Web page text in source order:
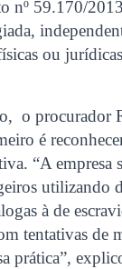
nº 59.170/
ou
o procurador
é
“A empresa
utilizando
à de
tentativas de
prática”,